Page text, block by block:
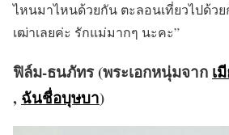
ไหนมาไหนด้วยกัน ตะลอนเที่ยวไปด้ว
เฒ่าเลยค่ะ รักแม่มากๆ นะคะ”
ฟิล์ม-ธนภัทร (พระเอกหนุ่มจาก เ
, ฉันชื่อบุษบา)